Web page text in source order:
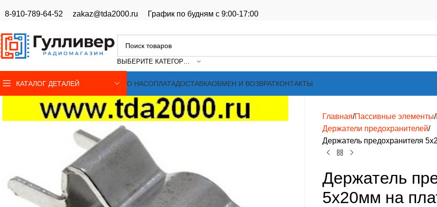
8-910-789-64-52 zakaz@tda2000.ru График по будням с 9:00-17:00
ВЫБЕРИТЕ КАТЕГОРИЮ
КАТАЛОГ ДЕТАЛЕЙ О НАСОПЛАТАДОСТАВКАОБМЕН И ВОЗВРАТКОНТАКТЫ
Главная Пассивные элементы
Держатели предохранителей
Держатель предохранителя
Держатель
5х20мм на